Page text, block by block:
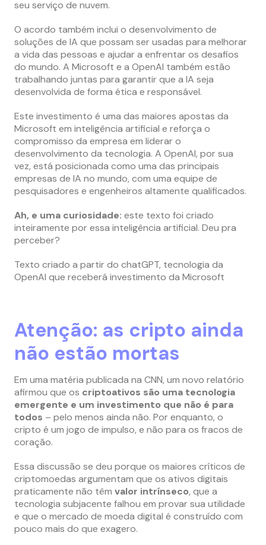
seu serviço de nuvem.
O acordo também inclui o desenvolvimento de
soluções de IA que possam ser usadas para melhorar
a vida das pessoas e ajudar a enfrentar os desafios
do mundo. A Microsoft e a OpenAI também estão
trabalhando juntas para garantir que a IA seja
desenvolvida de forma ética e responsável.
Este investimento é uma das maiores apostas da
Microsoft em inteligência artificial e reforça o
compromisso da empresa em liderar o
desenvolvimento da tecnologia. A OpenAI, por sua
vez, está posicionada como uma das principais
empresas de IA no mundo, com uma equipe de
pesquisadores e engenheiros altamente qualificados.
Ah, e uma curiosidade: este texto foi criado
inteiramente por essa inteligência artificial. Deu pra
perceber?
Texto criado a partir do chatGPT, tecnologia da
OpenAl que receberá investimento da Microsoft
Atenção: as cripto ainda
não estão mortas
Em uma matéria publicada na CNN, um novo relatório
afirmou que os criptoativos são uma tecnologia
emergente e um investimento que não é para
todos – pelo menos ainda não. Por enquanto, o
cripto é um jogo de impulso, e não para os fracos de
coração.
Essa discussão se deu porque os maiores críticos de
criptomoedas argumentam que os ativos digitais
praticamente não têm valor intrínseco, que a
tecnologia subjacente falhou em provar sua utilidade
e que o mercado de moeda digital é construído com
pouco mais do que exagero.